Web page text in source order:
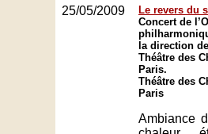
25/05/2009
Le revers du
Concert de
la direction
Théâtre des
Paris.
Théâtre des
Paris
Ambiance